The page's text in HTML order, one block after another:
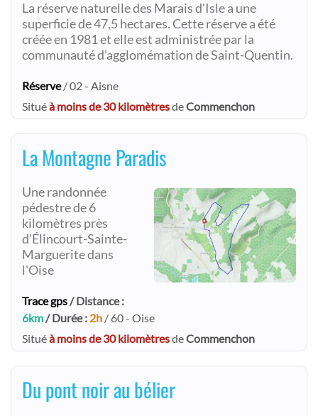
La réserve naturelle des Marais d'Isle a une
superficie de 47,5 hectares. Cette réserve a été
créée en 1981 et elle est administrée par la
communauté d'agglomémation de Saint-Quentin.
Réserve/ 02 - Aisne
Situéà moins de 30 kilomètresdeCommenchon
La Montagne Paradis
Une randonnée
pédestre de 6
kilomètres près
d'Élincourt-Sainte-
Marguerite dans
l'Oise
Trace gps/ Distance :
6km/ Durée : 2h / 60 - Oise
Situéà moins de 30 kilomètresdeCommenchon
Du pont noir au bélier